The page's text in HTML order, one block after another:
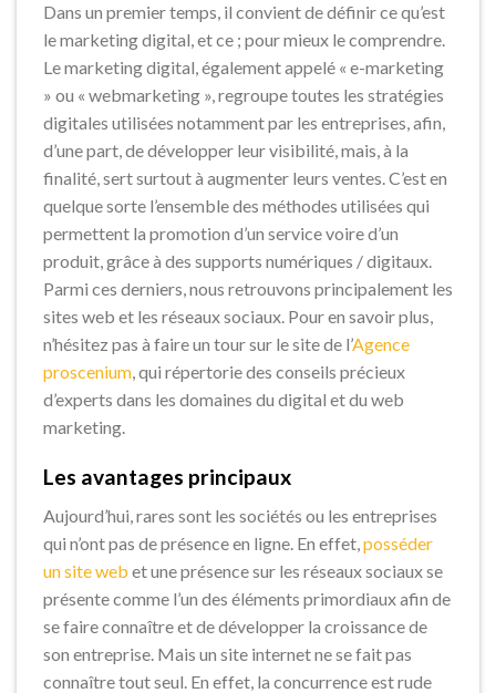
Dans un premier temps, il convient de définir ce qu’est
le marketing digital, et ce ; pour mieux le comprendre.
Le marketing digital, également appelé « e-marketing
» ou « webmarketing », regroupe toutes les stratégies
digitales utilisées notamment par les entreprises, afin,
d’une part, de développer leur visibilité, mais, à la
finalité, sert surtout à augmenter leurs ventes. C’est en
quelque sorte l’ensemble des méthodes utilisées qui
permettent la promotion d’un service voire d’un
produit, grâce à des supports numériques / digitaux.
Parmi ces derniers, nous retrouvons principalement les
sites web et les réseaux sociaux. Pour en savoir plus,
n’hésitez pas à faire un tour sur le site de l’Agence
proscenium, qui répertorie des conseils précieux
d’experts dans les domaines du digital et du web
marketing.
Les avantages principaux
Aujourd’hui, rares sont les sociétés ou les entreprises
qui n’ont pas de présence en ligne. En effet, posséder
un site web et une présence sur les réseaux sociaux se
présente comme l’un des éléments primordiaux afin de
se faire connaître et de développer la croissance de
son entreprise. Mais un site internet ne se fait pas
connaître tout seul. En effet, la concurrence est rude